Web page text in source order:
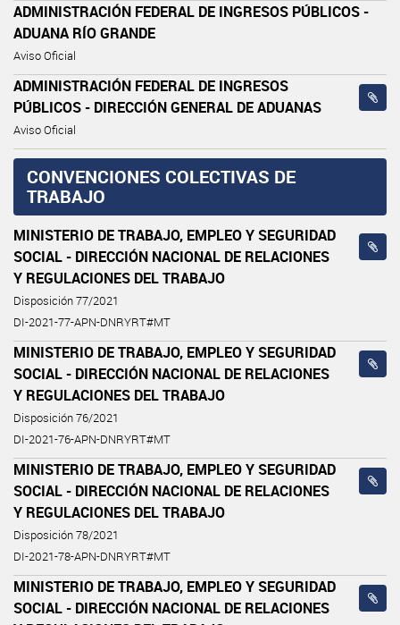
ADMINISTRACIÓN FEDERAL DE INGRESOS PÚBLICOS -
ADUANA RÍO GRANDE
Aviso Oficial
ADMINISTRACIÓN FEDERAL DE INGRESOS
PÚBLICOS - DIRECCIÓN GENERAL DE ADUANAS
Aviso Oficial
CONVENCIONES COLECTIVAS DE
TRABAJO
MINISTERIO DE TRABAJO, EMPLEO Y SEGURIDAD
SOCIAL - DIRECCIÓN NACIONAL DE RELACIONES
Y REGULACIONES DEL TRABAJO
Disposición 77/2021
DI-2021-77-APN-DNRYRT#MT
MINISTERIO DE TRABAJO, EMPLEO Y SEGURIDAD
SOCIAL - DIRECCIÓN NACIONAL DE RELACIONES
Y REGULACIONES DEL TRABAJO
Disposición 76/2021
DI-2021-76-APN-DNRYRT#MT
MINISTERIO DE TRABAJO, EMPLEO Y SEGURIDAD
SOCIAL - DIRECCIÓN NACIONAL DE RELACIONES
Y REGULACIONES DEL TRABAJO
Disposición 78/2021
DI-2021-78-APN-DNRYRT#MT
MINISTERIO DE TRABAJO, EMPLEO Y SEGURIDAD
SOCIAL - DIRECCIÓN NACIONAL DE RELACIONES